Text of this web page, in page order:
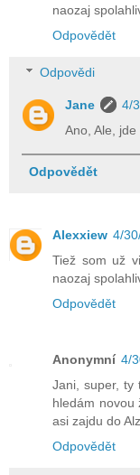
naozaj
Odpovědět
Odpovědi
Jane
4/
Ano, Ale,
Odpovědět
Alexxiew 4/
Tiež som už
naozaj
Odpovědět
Anonymní 4/
Jani, super, ty
hledám
asi zajdu do
Odpovědět